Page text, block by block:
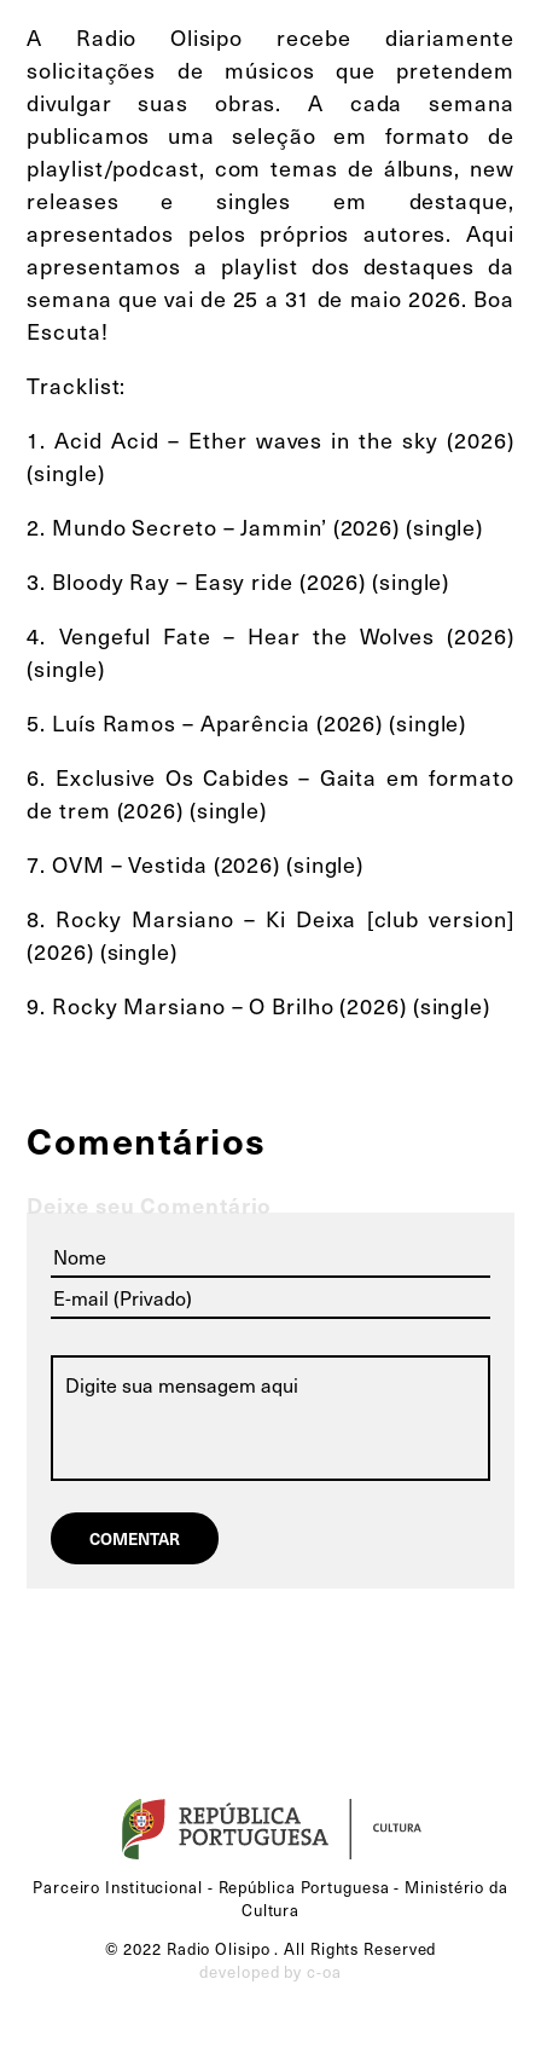
A Radio Olisipo recebe diariamente
solicitações de músicos que pretendem
divulgar suas obras. A cada semana
publicamos uma seleção em formato de
playlist/podcast, com temas de álbuns, new
releases e singles em destaque,
apresentados pelos próprios autores. Aqui
apresentamos a playlist dos destaques da
semana que vai de 25 a 31 de maio 2026. Boa
Escuta!
Tracklist:
1. Acid Acid – Ether waves in the sky (2026)
(single)
2. Mundo Secreto – Jammin’ (2026) (single)
3. Bloody Ray – Easy ride (2026) (single)
4. Vengeful Fate – Hear the Wolves (2026)
(single)
5. Luís Ramos – Aparência (2026) (single)
6. Exclusive Os Cabides – Gaita em formato
de trem (2026) (single)
7. OVM – Vestida (2026) (single)
8. Rocky Marsiano – Ki Deixa [club version]
(2026) (single)
9. Rocky Marsiano – O Brilho (2026) (single)
Comentários
Deixe seu Comentário
Parceiro Institucional - República Portuguesa - Ministério da
Cultura
© 2022 Radio Olisipo . All Rights Reserved
developed by c-oa